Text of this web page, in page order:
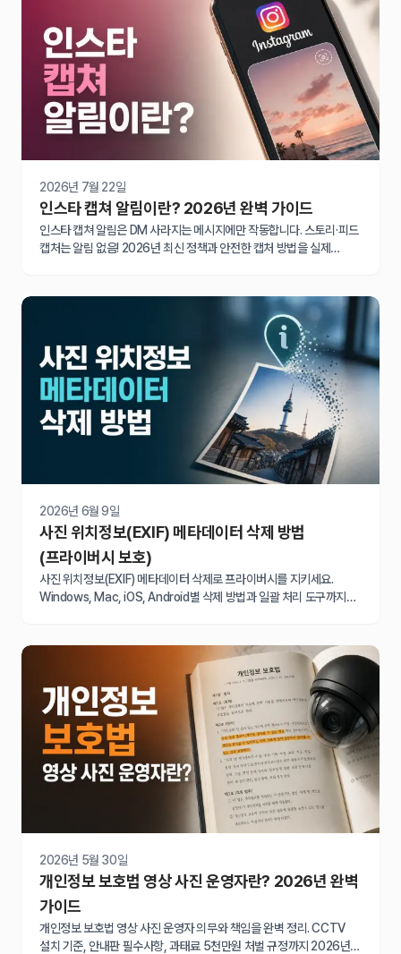
2026년 7월 22일
인스타 캡쳐 알림이란? 2026년 완벽 가이드
인스타 캡쳐 알림은 DM 사라지는 메시지에만 작동합니다. 스토리·피드
캡처는 알림 없음! 2026년 최신 정책과 안전한 캡처 방법을 실제
2026년 6월 9일
사진 위치정보(EXIF) 메타데이터 삭제 방법
(프라이버시 보호)
사진 위치정보(EXIF) 메타데이터 삭제로 프라이버시를 지키세요.
Windows, Mac, iOS, Android별 삭제 방법과 일괄 처리 도구까지
2026년 5월 30일
개인정보 보호법 영상 사진 운영자란? 2026년 완벽
가이드
개인정보 보호법 영상 사진 운영자 의무와 책임을 완벽 정리. CCTV
설치 기준, 안내판 필수사항, 과태료 5천만원 처벌 규정까지 2026년